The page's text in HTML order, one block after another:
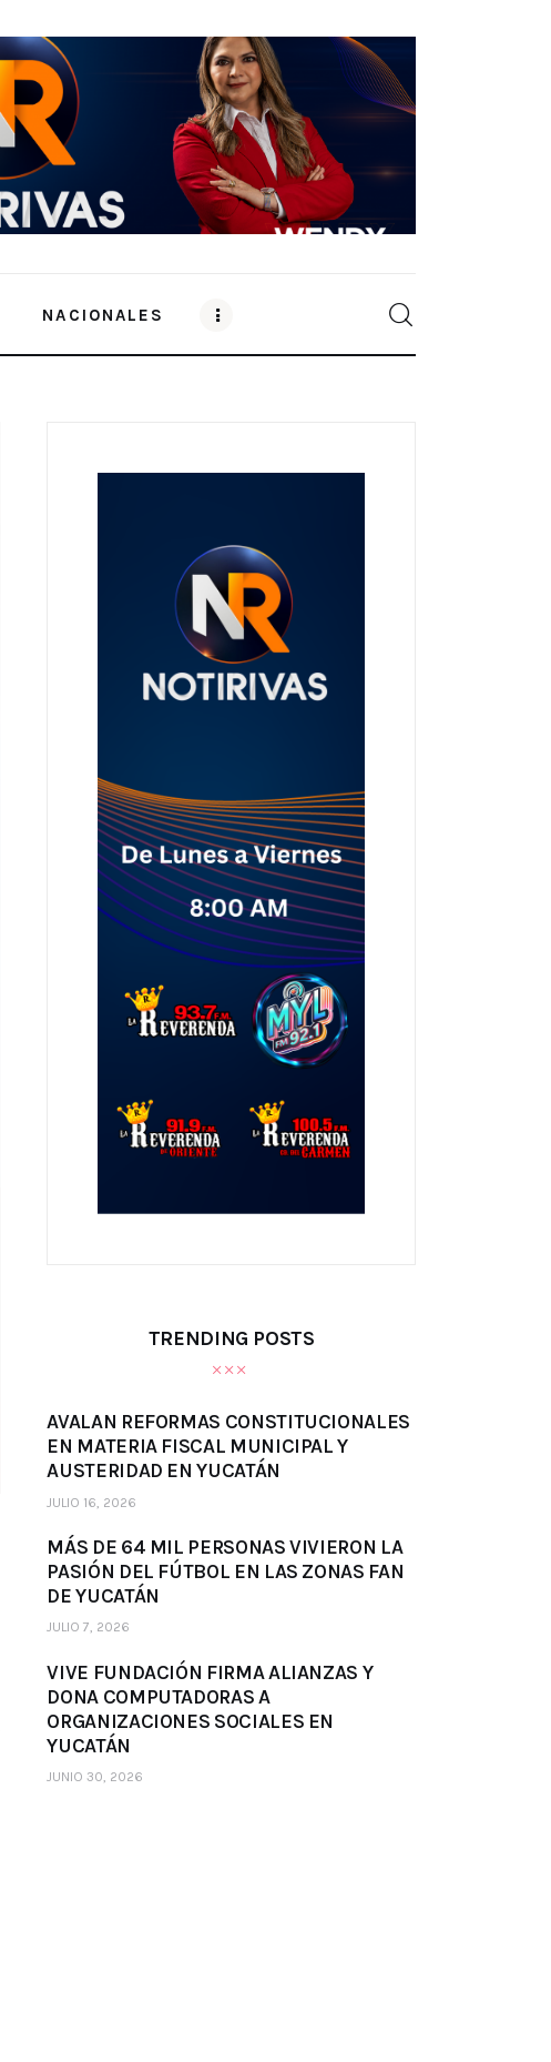
NACIONALES
TRENDING POSTS
AVALAN REFORMAS CONSTITUCIONALES
EN MATERIA FISCAL MUNICIPAL Y
AUSTERIDAD EN YUCATÁN
JULIO 16, 2026
MÁS DE 64 MIL PERSONAS VIVIERON LA
PASIÓN DEL FÚTBOL EN LAS ZONAS FAN
DE YUCATÁN
JULIO 7, 2026
VIVE FUNDACIÓN FIRMA ALIANZAS Y
DONA COMPUTADORAS A
ORGANIZACIONES SOCIALES EN
YUCATÁN
JUNIO 30, 2026